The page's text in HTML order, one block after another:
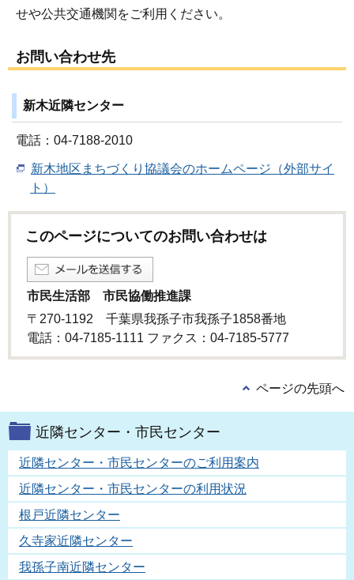
せや公共交通機関をご利用ください。
お問い合わせ先
新木近隣センター
電話：04-7188-2010
新木地区まちづくり協議会のホームページ（外部サイ
ト）
このページについてのお問い合わせは
市民生活部 市民協働推進課
〒270-1192 千葉県我孫子市我孫子1858番地
電話：04-7185-1111 ファクス：04-7185-5777
ページの先頭へ
近隣センター・市民センター
近隣センター・市民センターのご利用案内
近隣センター・市民センターの利用状況
根戸近隣センター
久寺家近隣センター
我孫子南近隣センター